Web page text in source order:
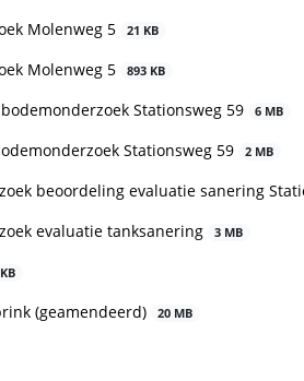
Molenweg 5 21 KB
Molenweg 5 893 KB
Stationsweg 59 6 MB
Stationsweg 59 2 MB
beoordeling evaluatie sanering
evaluatie tanksanering 3 MB
(geamendeerd) 20 MB